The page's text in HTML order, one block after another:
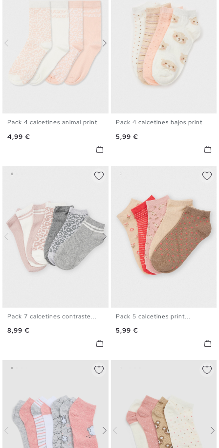
Pack 4 calcetines animal print
Precio
4,99 €
Pack 4 calcetines bajos print
Precio
5,99 €
U
Pack 7 calcetines contraste...
Precio
8,99 €
U
Pack 5 calcetines print...
Precio
5,99 €